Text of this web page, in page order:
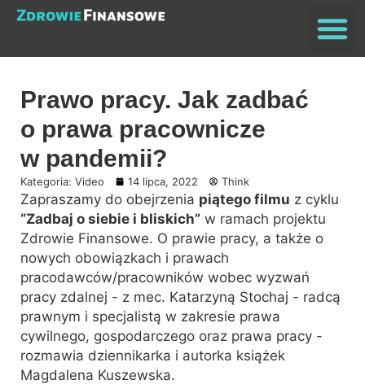
Prawo pracy. Jak zadbać
o prawa pracownicze
w pandemii?
Kategoria: Video 14 lipca, 2022 Think
Zapraszamy do obejrzenia piątego filmu z cyklu
“Zadbaj o siebie i bliskich” w ramach projektu
Zdrowie Finansowe. O prawie pracy, a także o
nowych obowiązkach i prawach
pracodawców/pracowników wobec wyzwań
pracy zdalnej - z mec. Katarzyną Stochaj - radcą
prawnym i specjalistą w zakresie prawa
cywilnego, gospodarczego oraz prawa pracy -
rozmawia dziennikarka i autorka książek
Magdalena Kuszewska.